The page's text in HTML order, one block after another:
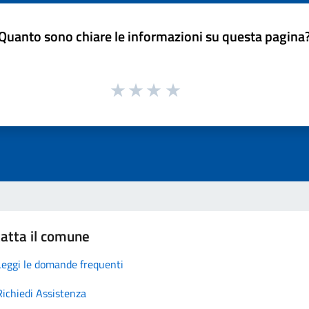
sono chiare le informazioni su questa
il comune
le domande frequenti
Assistenza